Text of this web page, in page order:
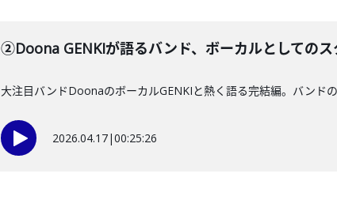
②Doona GENKIが語るバンド、ボーカルとしてのス
大注目バンドDoonaのボーカルGENKIと熱く語る完結編。バンド
2026.04.17|00:25:26